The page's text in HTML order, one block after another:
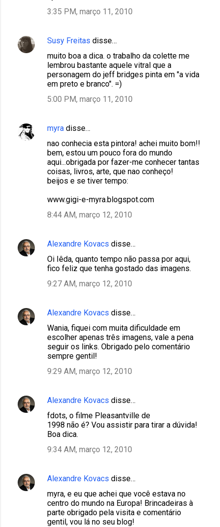
3:35 PM, março 11, 2010
Susy Freitas disse…
muito boa a dica. o trabalho da colette me
lembrou bastante aquele vitral que a
personagem do jeff bridges pinta em "a vida
em preto e branco". =)
5:00 PM, março 11, 2010
myra disse…
nao conhecia esta pintora! achei muito bom!!
bem, estou um pouco fora do mundo
aqui...obrigada por fazer-me conhecer tantas
coisas, livros, arte, que nao conheço!
beijos e se tiver tempo:
www.gigi-e-myra.blogspot.com
8:44 AM, março 12, 2010
Alexandre Kovacs disse…
Oi Iêda, quanto tempo não passa por aqui,
fico feliz que tenha gostado das imagens.
9:27 AM, março 12, 2010
Alexandre Kovacs disse…
Wania, fiquei com muita dificuldade em
escolher apenas três imagens, vale a pena
seguir os links. Obrigado pelo comentário
sempre gentil!
9:29 AM, março 12, 2010
Alexandre Kovacs disse…
fdots, o filme Pleasantville de
1998 não é? Vou assistir para tirar a dúvida!
Boa dica.
9:34 AM, março 12, 2010
Alexandre Kovacs disse…
myra, e eu que achei que você estava no
centro do mundo na Europa! Brincadeiras à
parte obrigado pela visita e comentário
gentil, vou lá no seu blog!